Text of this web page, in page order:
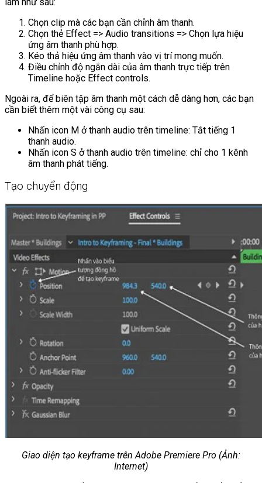
Chọn clip mà các bạn cần chỉnh âm thanh.
Chọn thẻ Effect => Audio transitions => Chọn lựa hiệu
ứng âm thanh phù hợp.
Kéo thả hiệu ứng âm thanh vào vị trí mong muốn.
Điều chỉnh độ ngắn dài của âm thanh trực tiếp trên
Timeline hoặc Effect controls.
Ngoài ra, để biên tập âm thanh một cách dễ dàng hơn, các bạn
cần biết thêm một vài công cụ sau:
Nhấn icon M ở thanh audio trên timeline: Tắt tiếng 1
thanh audio.
Nhấn icon S ở thanh audio trên timeline: chỉ cho 1 kênh
âm thanh phát tiếng.
Tạo chuyển động
Giao diện tạo keyframe trên Adobe Premiere Pro (Ảnh:
Internet)